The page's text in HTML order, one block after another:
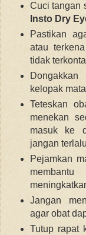
Cuci tangan
Insto Dry
Pastikan
atau
tidak
kelopak
Teteskan
menekan
masuk ke
jangan
Pejamkan
Jangan
agar obat
Tutup rapat